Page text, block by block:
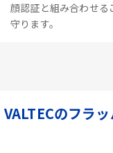
顔認証と組み合わせる
守ります。
VALTECのフラ